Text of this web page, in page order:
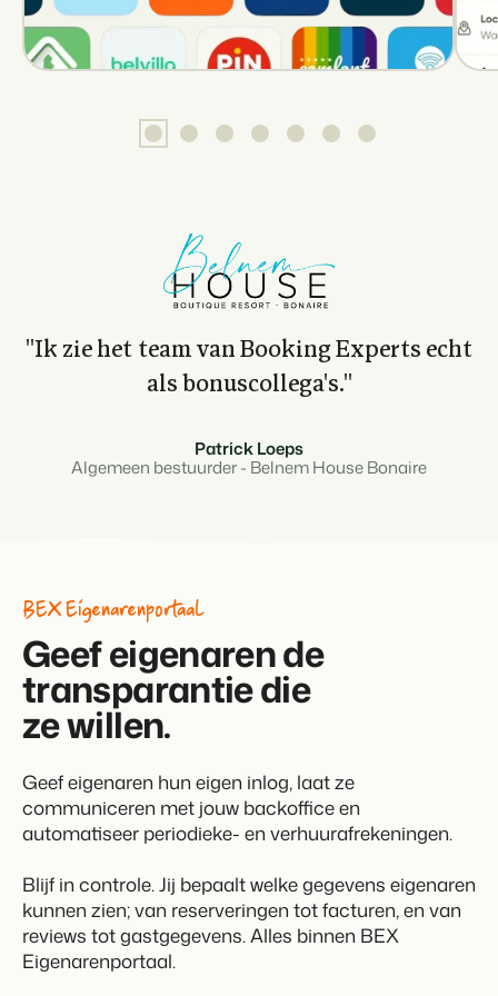
Klantverhaal Hofparken
''Ik zie het team van Booking Experts echt
als bonuscollega's.''
Patrick Loeps
Algemeen bestuurder - Belnem House Bonaire
BEX Eigenarenportaal
Geef eigenaren de
transparantie die
ze willen.
Geef eigenaren hun eigen inlog, laat ze
communiceren met jouw backoffice en
automatiseer periodieke- en verhuurafrekeningen.
Blijf in controle. Jij bepaalt welke gegevens eigenaren
kunnen zien; van reserveringen tot facturen, en van
reviews tot gastgegevens. Alles binnen BEX
Eigenarenportaal.